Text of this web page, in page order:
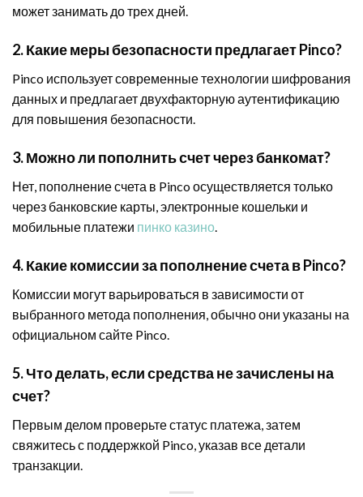
может занимать до трех дней.
2. Какие меры безопасности предлагает Pinco?
Pinco использует современные технологии шифрования
данных и предлагает двухфакторную аутентификацию
для повышения безопасности.
3. Можно ли пополнить счет через банкомат?
Нет, пополнение счета в Pinco осуществляется только
через банковские карты, электронные кошельки и
мобильные платежи пинко казино.
4. Какие комиссии за пополнение счета в Pinco?
Комиссии могут варьироваться в зависимости от
выбранного метода пополнения, обычно они указаны на
официальном сайте Pinco.
5. Что делать, если средства не зачислены на
счет?
Первым делом проверьте статус платежа, затем
свяжитесь с поддержкой Pinco, указав все детали
транзакции.